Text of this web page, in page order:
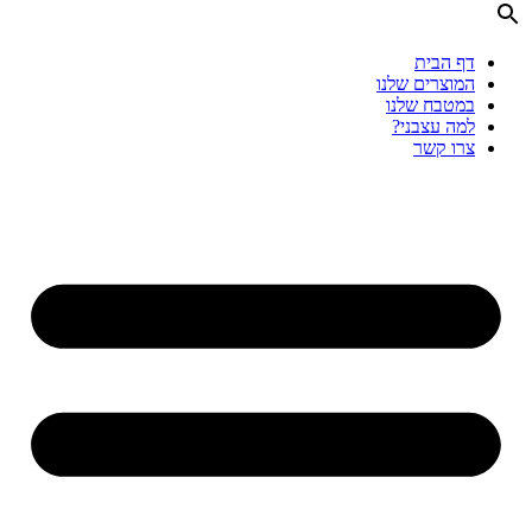
דף הבית
המוצרים שלנו
במטבח שלנו
למה עצבני?
צרו קשר